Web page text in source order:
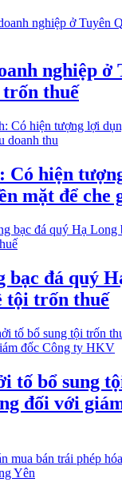
nghiệp ở
thuế
Có hiện
mặt để che
bạc đá quý
tội trốn thuế
tố bổ sung
đối với